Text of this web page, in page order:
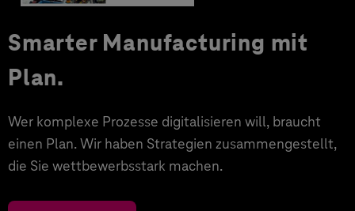
Smarter Manufacturing mit
Plan.
Wer komplexe Prozesse digitalisieren will, braucht
einen Plan. Wir haben Strategien zusammengestellt,
die Sie wettbewerbsstark machen.